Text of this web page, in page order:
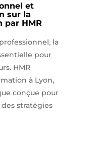
et
sur la
par HMR
la
pour
HMR
à Lyon,
conçue pour
stratégies